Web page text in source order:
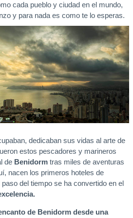
cada pueblo y ciudad en el mundo,
y para nada es como te lo esperas.
dedicaban sus vidas al arte de
estos pescadores y marineros
de Benidorm tras miles de aventuras
nacen los primeros hoteles de
del tiempo se ha convertido en el
de Benidorm desde una